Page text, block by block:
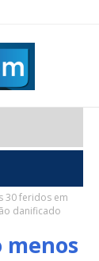
30 feridos em
danificado